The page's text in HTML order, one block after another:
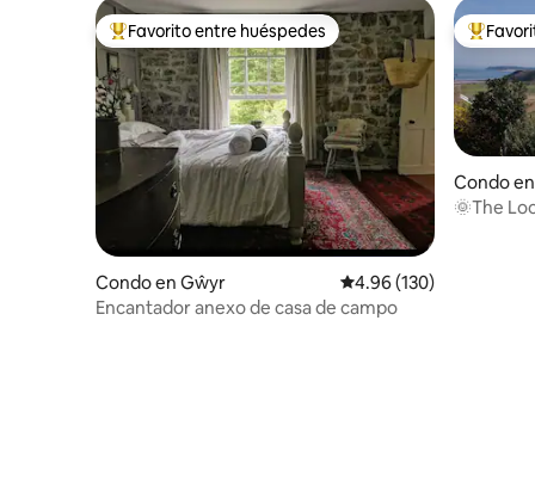
Favorito entre huéspedes preferido
Favorito entre huéspedes
Condo en Gŵyr Calificación promedio:
4.96 (130)
Encantador anexo de casa de campo
Condo
🌞The